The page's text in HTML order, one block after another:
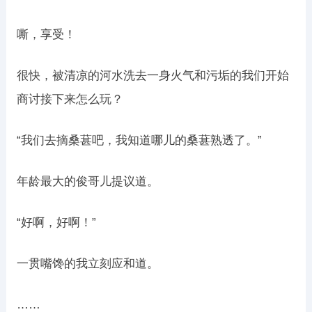
嘶，享受！
很快，被清凉的河水洗去一身火气和污垢的我们开始
商讨接下来怎么玩？
“我们去摘桑葚吧，我知道哪儿的桑葚熟透了。”
年龄最大的俊哥儿提议道。
“好啊，好啊！”
一贯嘴馋的我立刻应和道。
……